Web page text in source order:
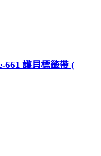
661 護貝標籤帶 (